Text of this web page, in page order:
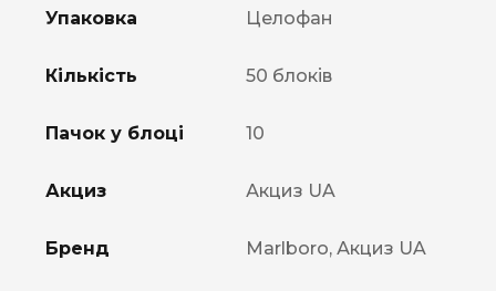
Упаковка Целофан
Кількість 50 блоків
Пачок у блоці 10
Акциз Акциз UA
Бренд Marlboro, Акциз UA